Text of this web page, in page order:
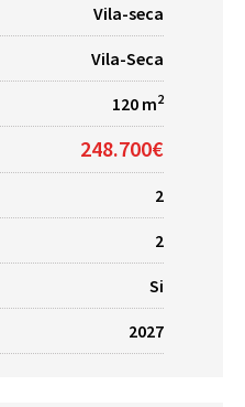
Vila-seca
Vila-Seca
120 m2
248.700€
2
2
Si
2027